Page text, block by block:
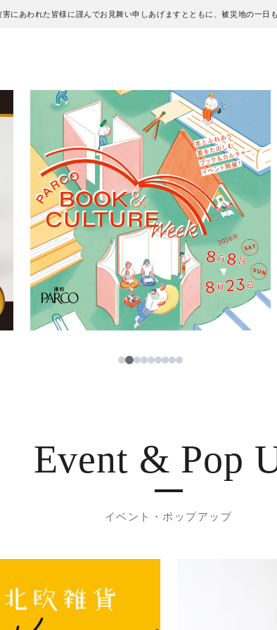
にあわれた皆様に謹んでお見舞い申しあげますとともに、被災地の一日
123456789
Event & Pop
イベント・ポップアップ